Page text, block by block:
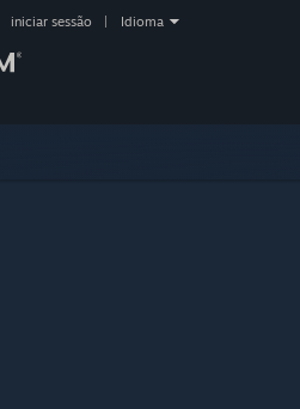
iniciar sessão Idioma